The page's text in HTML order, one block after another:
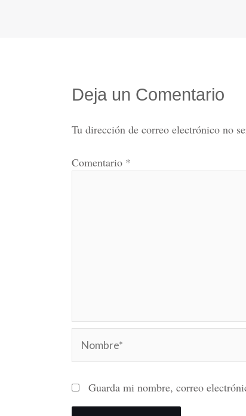
Deja un Comentario
Tu dirección de correo electrónico no
Comentario *
Guarda mi nombre, correo